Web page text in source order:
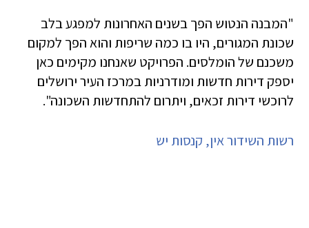
"המבנה הנטוש הפך בשנים האחרונות למפגע בלב
שכונת המגורים, היו בו כמה שריפות והוא הפך למקום
משכנם של הומלסים. הפרויקט שאנחנו מקימים כאן
יספק דירות חדשות ומודרניות במרכז העיר ירושלים
לרוכשי דירות זכאים, ויתרום להתחדשות השכונה".
רשות השידור אין, קנסות יש